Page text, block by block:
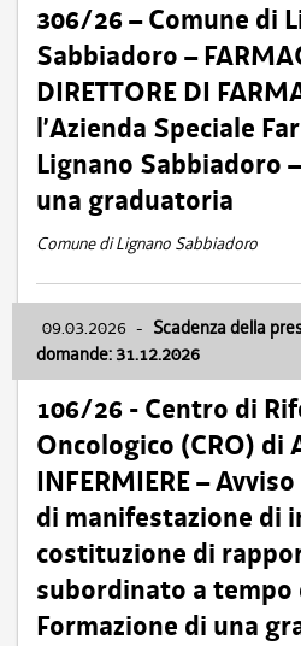
306/26 – Comune di
Sabbiadoro –
DIRETTORE DI
l’Azienda Speciale
Lignano Sabbiadoro
una graduatoria
Comune di Lignano Sabbiadoro
09.03.2026 - Scadenza della
domande: 31.12.2026
106/26 - Centro di
Oncologico (CRO) di
INFERMIERE –
di manifestazione di
costituzione di
subordinato a
Formazione di una